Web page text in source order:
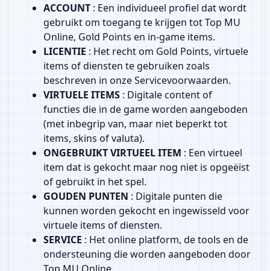
ACCOUNT : Een individueel profiel dat wordt
gebruikt om toegang te krijgen tot Top MU
Online, Gold Points en in-game items.
LICENTIE : Het recht om Gold Points, virtuele
items of diensten te gebruiken zoals
beschreven in onze Servicevoorwaarden.
VIRTUELE ITEMS : Digitale content of
functies die in de game worden aangeboden
(met inbegrip van, maar niet beperkt tot
items, skins of valuta).
ONGEBRUIKT VIRTUEEL ITEM : Een virtueel
item dat is gekocht maar nog niet is opgeëist
of gebruikt in het spel.
GOUDEN PUNTEN : Digitale punten die
kunnen worden gekocht en ingewisseld voor
virtuele items of diensten.
SERVICE : Het online platform, de tools en de
ondersteuning die worden aangeboden door